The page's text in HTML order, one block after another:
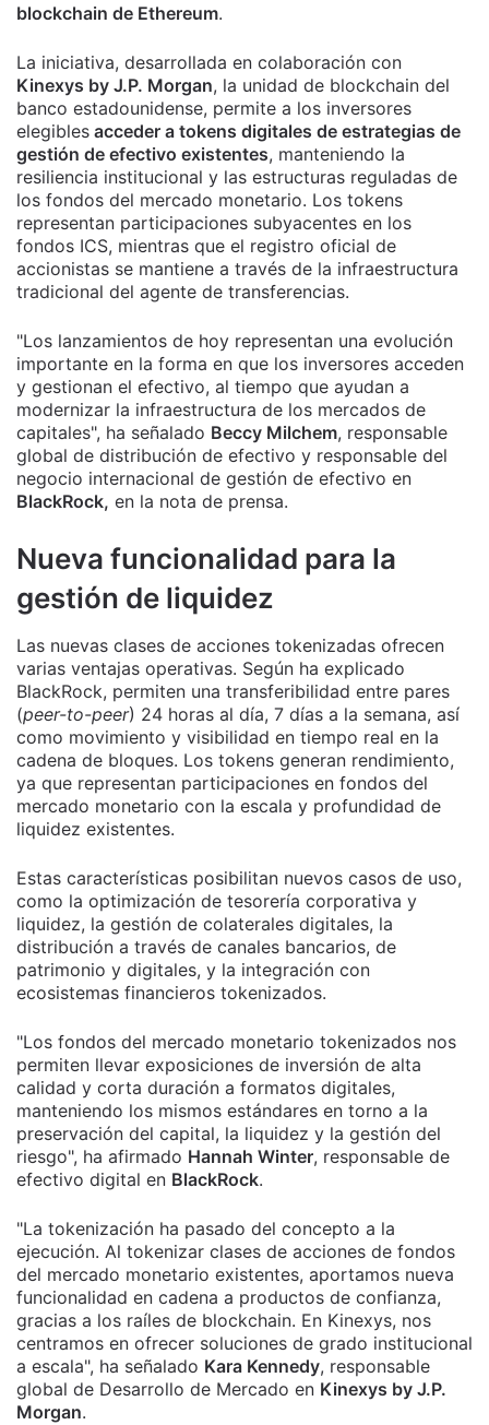
blockchain de Ethereum.
La iniciativa, desarrollada en colaboración con
Kinexys by J.P. Morgan, la unidad de blockchain del
banco estadounidense, permite a los inversores
elegibles acceder a tokens digitales de estrategias de
gestión de efectivo existentes, manteniendo la
resiliencia institucional y las estructuras reguladas de
los fondos del mercado monetario. Los tokens
representan participaciones subyacentes en los
fondos ICS, mientras que el registro oficial de
accionistas se mantiene a través de la infraestructura
tradicional del agente de transferencias.
"Los lanzamientos de hoy representan una evolución
importante en la forma en que los inversores acceden
y gestionan el efectivo, al tiempo que ayudan a
modernizar la infraestructura de los mercados de
capitales", ha señalado Beccy Milchem, responsable
global de distribución de efectivo y responsable del
negocio internacional de gestión de efectivo en
BlackRock, en la nota de prensa.
Nueva funcionalidad para la
gestión de liquidez
Las nuevas clases de acciones tokenizadas ofrecen
varias ventajas operativas. Según ha explicado
BlackRock, permiten una transferibilidad entre pares
(peer-to-peer) 24 horas al día, 7 días a la semana, así
como movimiento y visibilidad en tiempo real en la
cadena de bloques. Los tokens generan rendimiento,
ya que representan participaciones en fondos del
mercado monetario con la escala y profundidad de
liquidez existentes.
Estas características posibilitan nuevos casos de uso,
como la optimización de tesorería corporativa y
liquidez, la gestión de colaterales digitales, la
distribución a través de canales bancarios, de
patrimonio y digitales, y la integración con
ecosistemas financieros tokenizados.
"Los fondos del mercado monetario tokenizados nos
permiten llevar exposiciones de inversión de alta
calidad y corta duración a formatos digitales,
manteniendo los mismos estándares en torno a la
preservación del capital, la liquidez y la gestión del
riesgo", ha afirmado Hannah Winter, responsable de
efectivo digital en BlackRock.
"La tokenización ha pasado del concepto a la
ejecución. Al tokenizar clases de acciones de fondos
del mercado monetario existentes, aportamos nueva
funcionalidad en cadena a productos de confianza,
gracias a los raíles de blockchain. En Kinexys, nos
centramos en ofrecer soluciones de grado institucional
a escala", ha señalado Kara Kennedy, responsable
global de Desarrollo de Mercado en Kinexys by J.P.
Morgan.